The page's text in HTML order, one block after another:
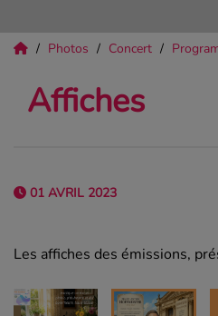
Photos Concert
Affiches
01 AVRIL 2023
Les affiches des émissions,